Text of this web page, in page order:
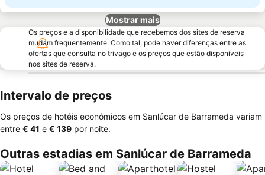
Mostrar mais
Os preços e a disponibilidade que recebemos dos sites de reserva
mudam frequentemente. Como tal, pode haver diferenças entre as
ofertas que consulta no trivago e os preços que estão disponíveis
nos sites de reserva.
Intervalo de preços
Os preços de hotéis económicos em Sanlúcar de Barrameda variam
entre ‎€ 41 e ‎€ 139 por noite.
Outras estadias em Sanlúcar de Barrameda